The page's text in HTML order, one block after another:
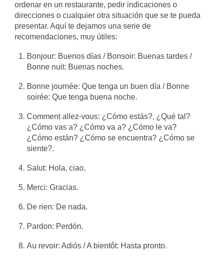
ordenar en un restaurante, pedir indicaciones o
direcciones o cualquier otra situación que se te pueda
presentar. Aquí te dejamos una serie de
recomendaciones, muy útiles:
Bonjour: Buenos días / Bonsoir: Buenas tardes /
Bonne nuit: Buenas noches.
Bonne journée: Que tenga un buen día / Bonne
soirée: Que tenga buena noche.
Comment allez-vous: ¿Cómo estás?, ¿Qué tal?
¿Cómo vas a? ¿Cómo va a? ¿Cómo le va?
¿Cómo están? ¿Cómo se encuentra? ¿Cómo se
siente?.
Salut: Hola, ciao.
Merci: Gracias.
De rien: De nada.
Pardon: Perdón.
Au revoir: Adiós / A bientôt: Hasta pronto.